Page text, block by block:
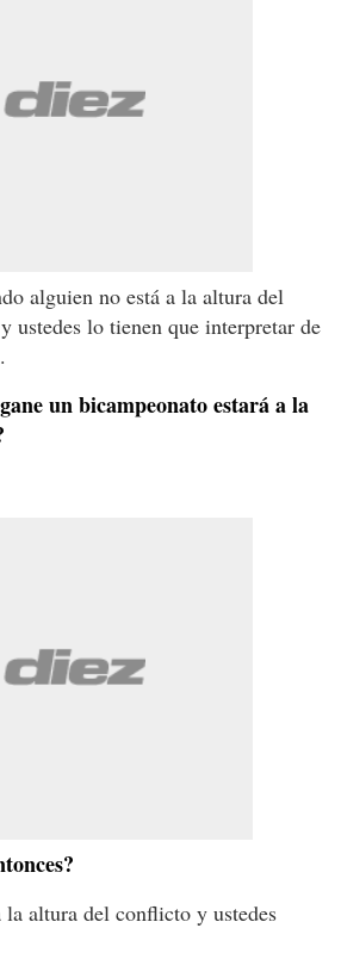
alguien no está a la altura del
ustedes lo tienen que interpretar de
un bicampeonato estará a la
la altura del conflicto y ustedes